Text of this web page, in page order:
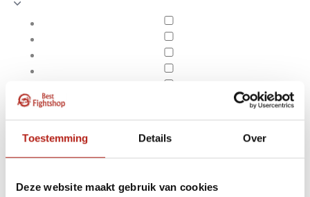
Toestemming Details Over
Deze website maakt gebruik van cookies